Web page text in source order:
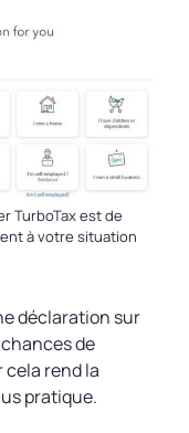
TurboTax est de
à votre situation
déclaration sur
de
rend la
pratique.